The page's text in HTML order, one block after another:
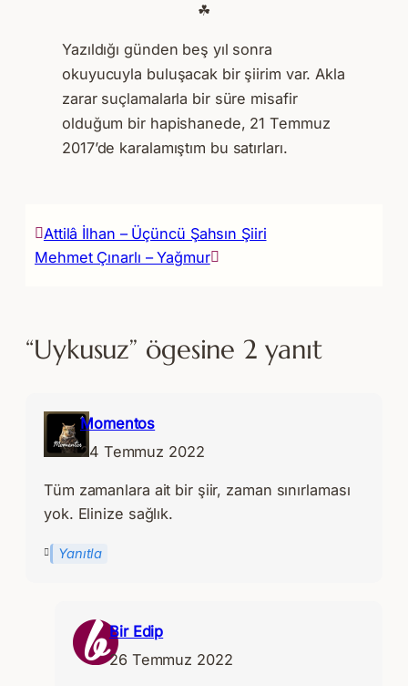
☘
Yazıldığı günden beş yıl sonra
okuyucuyla buluşacak bir şiirim var. Akla
zarar suçlamalarla bir süre misafir
olduğum bir hapishanede, 21 Temmuz
2017’de karalamıştım bu satırları.
Attilâ İlhan – Üçüncü Şahsın Şiiri
Mehmet Çınarlı – Yağmur
“Uykusuz” ögesine 2 yanıt
Momentos
24 Temmuz 2022
Tüm zamanlara ait bir şiir, zaman sınırlaması
yok. Elinize sağlık.
Yanıtla
Bir Edip
26 Temmuz 2022